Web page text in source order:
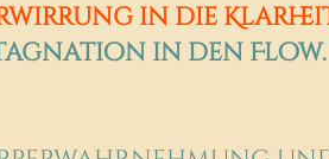
in die
in den Flow.